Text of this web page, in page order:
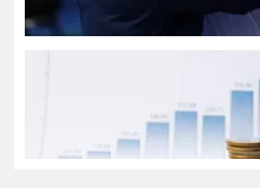
و حق مردم برای شنیدن صدای رئیس‌جمهوری
از کنار مردم